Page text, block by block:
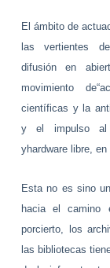
El ámbito de
las vertientes
difusión en
movimiento
científicas y la
y el impulso al
yhardware libre,
Esta no es sino
hacia el camino
porcierto, los
las bibliotecas